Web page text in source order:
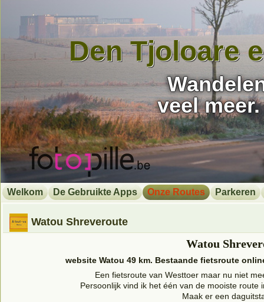
veel
Den Tjoloare
Welkom De Gebruikte Apps Onze Routes Parkeren
Watou Shreveroute
Watou
website Watou 49 km. Bestaande fietsroute
Een fietsroute van Westtoer maar nu niet
Persoonlijk vind ik het één van de mooiste route
Maak er een